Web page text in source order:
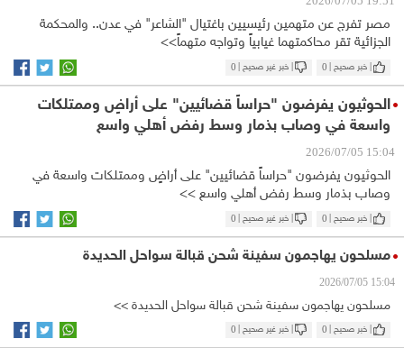
مصر تفرج عن متهمين رئيسيين باغتيال "الشاعر" في عدن.. والمحكمة
الجزائية تقر محاكمتهما غيابياً وتواجه متهماً>>
| خبر صحيح | 0 | خبر غير صحيح | 0
الحوثيون يفرضون "حراساً قضائيين" على أراضٍ وممتلكات
واسعة في وصاب بذمار وسط رفض أهلي واسع
15:04 2026/07/05
الحوثيون يفرضون "حراساً قضائيين" على أراضٍ وممتلكات واسعة في
وصاب بذمار وسط رفض أهلي واسع >>
| خبر صحيح | 0 | خبر غير صحيح | 0
مسلحون يهاجمون سفينة شحن قبالة سواحل الحديدة
15:04 2026/07/05
مسلحون يهاجمون سفينة شحن قبالة سواحل الحديدة >>
| خبر صحيح | 0 | خبر غير صحيح | 0